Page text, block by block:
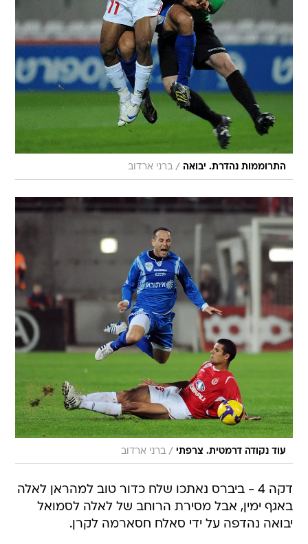
התרוממות נהדרת. יבואה / ברני ארדוב
עוד נקודה דרמטית. צרפתי / ברני ארדוב
דקה 4 - ביברס נאתכו שלח כדור טוב למהראן לאלה
באגף ימין, אבל מסירת הרוחב של לאלה לסמואל
יבואה נהדפה על ידי סאלח חסארמה לקרן.